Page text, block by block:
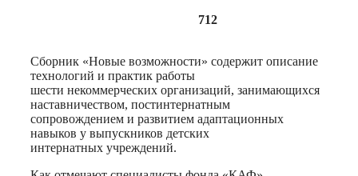
712
Сборник «Новые возможности» содержит описание
технологий и практик работы
шести некоммерческих организаций, занимающихся
наставничеством, постинтернатным
сопровождением и развитием адаптационных
навыков у выпускников детских
интернатных учреждений.